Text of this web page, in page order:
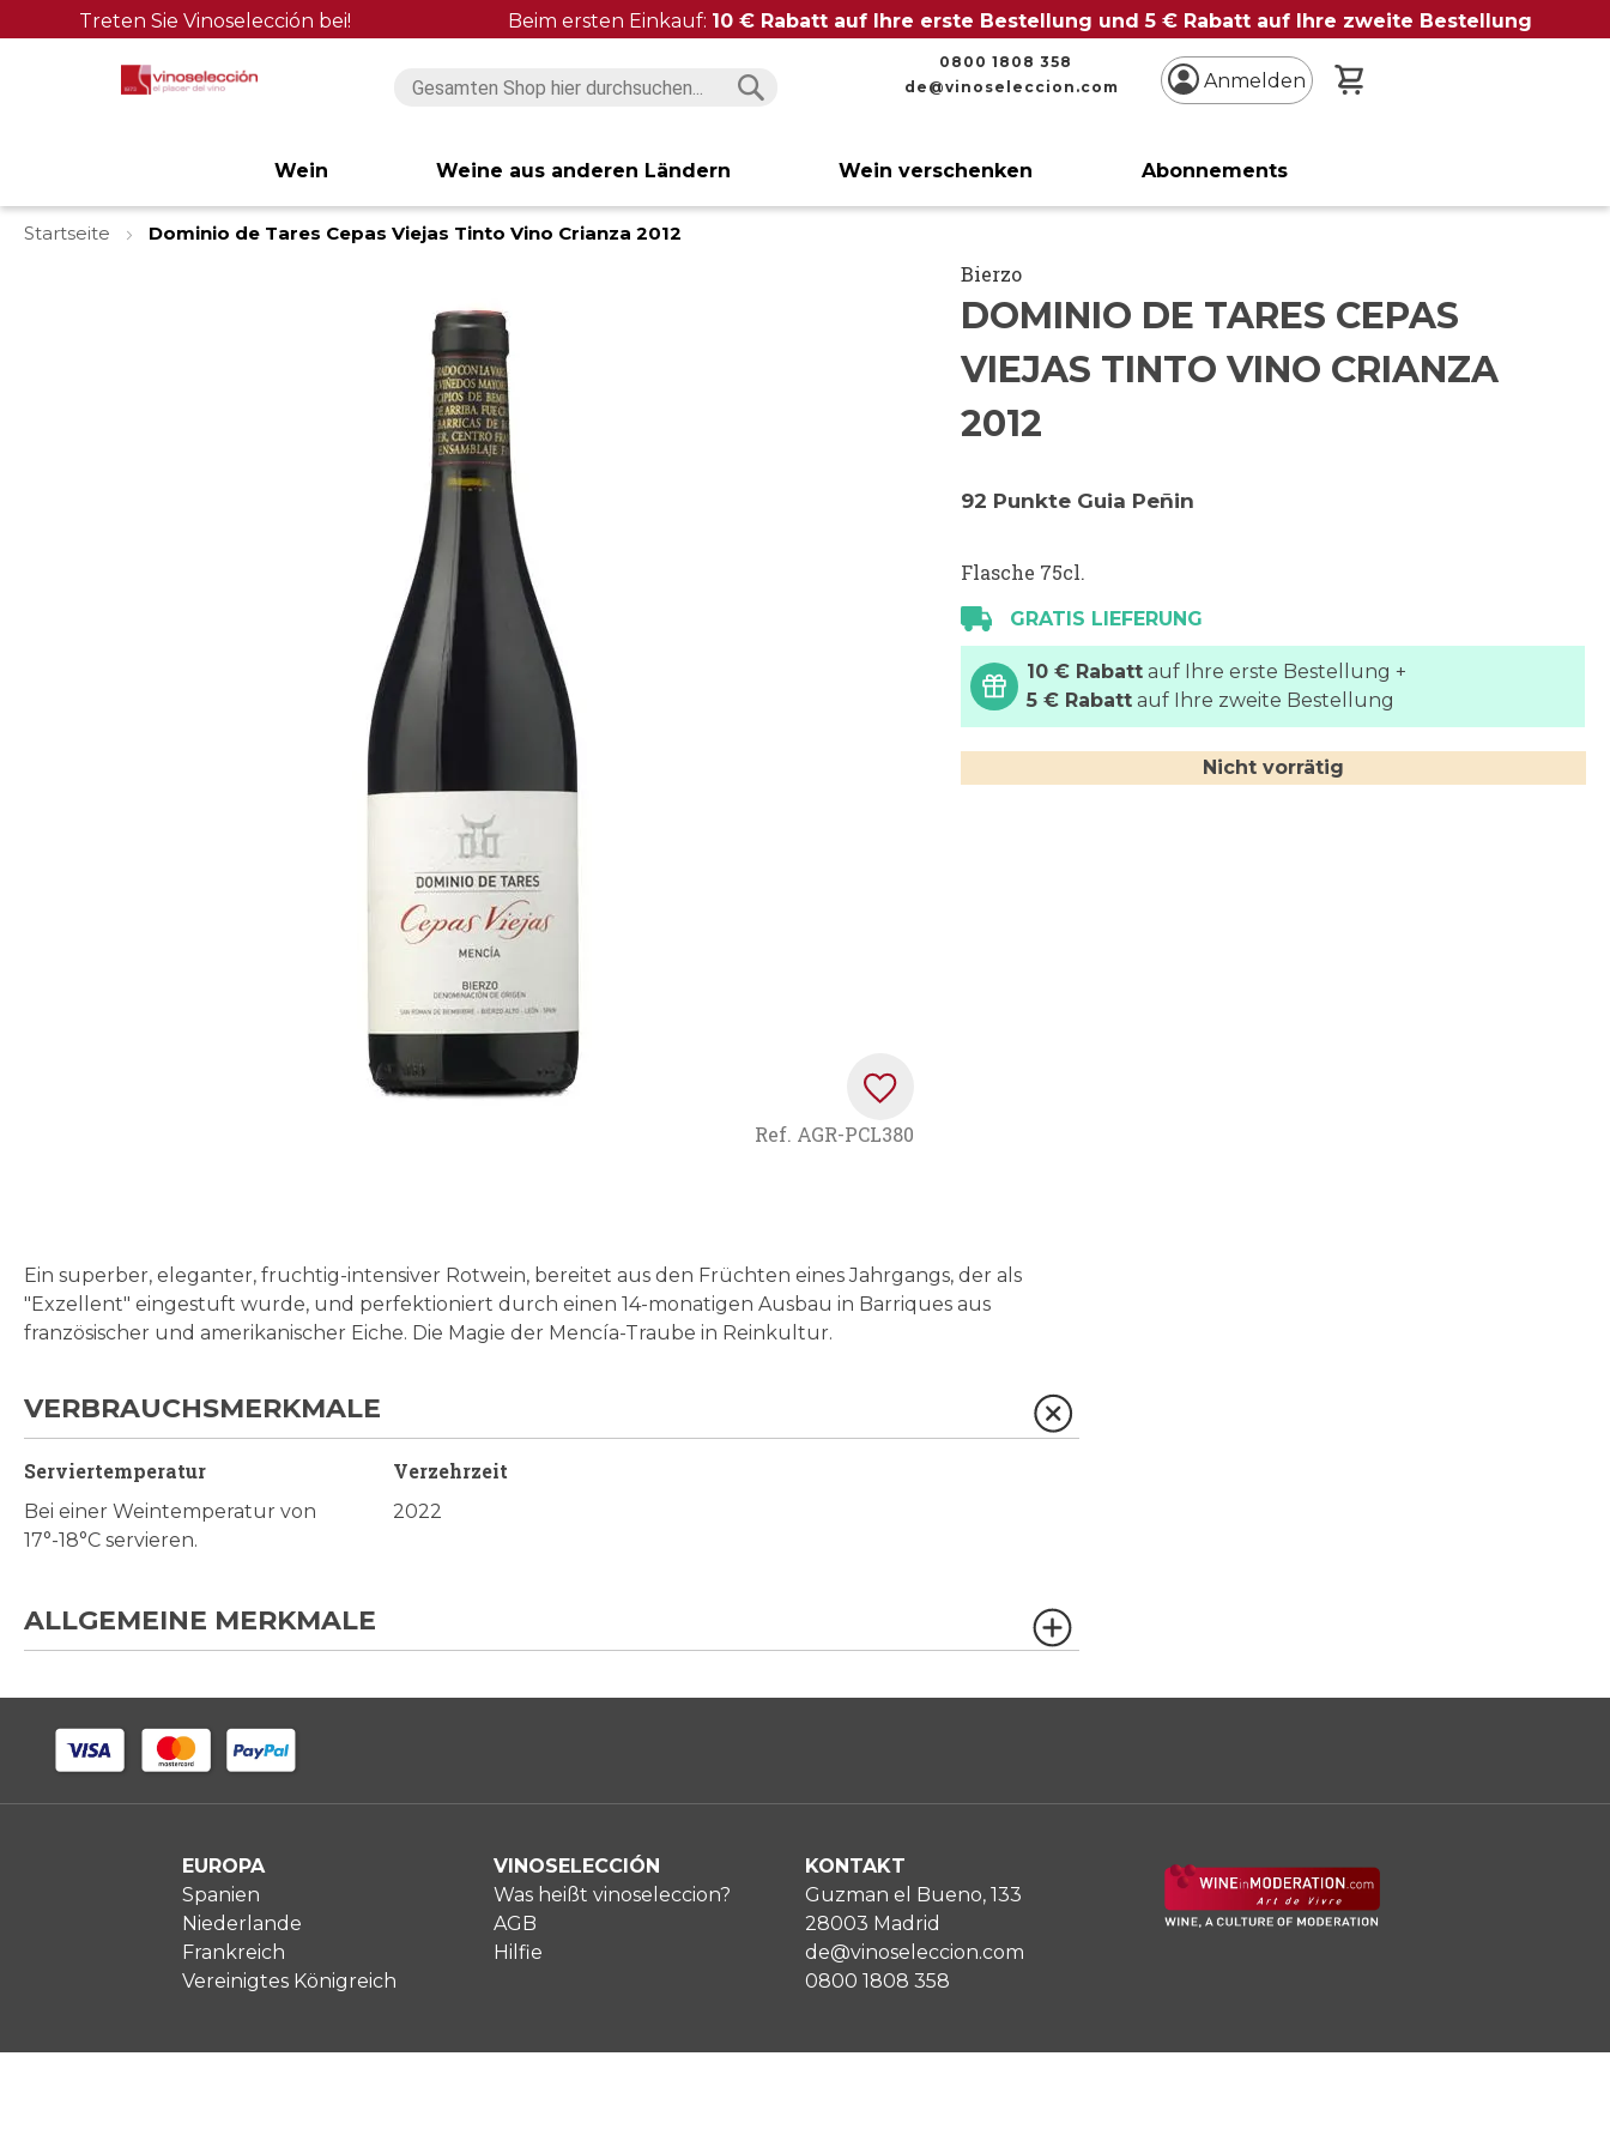
Treten Sie Vinoselección bei! Beim ersten Einkauf: 10 € Rabatt auf Ihre erste Bestellung und 5 € Rabatt auf Ihre zweite Bestellung
0800 1808 358
de@vinoseleccion.com
Anmelden
Wein Weine aus anderen Ländern Wein verschenken Abonnements
Startseite
Dominio de Tares Cepas Viejas Tinto Vino Crianza 2012
springen
Ref. AGR-PCL380
Bierzo
DOMINIO DE TARES CEPAS
VIEJAS TINTO VINO CRIANZA
2012
92 Punkte Guia Peñin
Flasche 75cl.
GRATIS LIEFERUNG
10 € Rabatt auf Ihre erste Bestellung +
5 € Rabatt auf Ihre zweite Bestellung
Nicht vorrätig
Ein superber, eleganter, fruchtig-intensiver Rotwein, bereitet aus den Früchten eines Jahrgangs, der als
"Exzellent" eingestuft wurde, und perfektioniert durch einen 14-monatigen Ausbau in Barriques aus
französischer und amerikanischer Eiche. Die Magie der Mencía-Traube in Reinkultur.
VERBRAUCHSMERKMALE
Serviertemperatur
Bei einer Weintemperatur von
17°-18°C servieren.
Verzehrzeit
2022
ALLGEMEINE MERKMALE
EUROPA
Spanien
Niederlande
Frankreich
Vereinigtes Königreich
VINOSELECCIÓN
Was heißt vinoseleccion?
AGB
Hilfie
KONTAKT
Guzman el Bueno, 133
28003 Madrid
de@vinoseleccion.com
0800 1808 358